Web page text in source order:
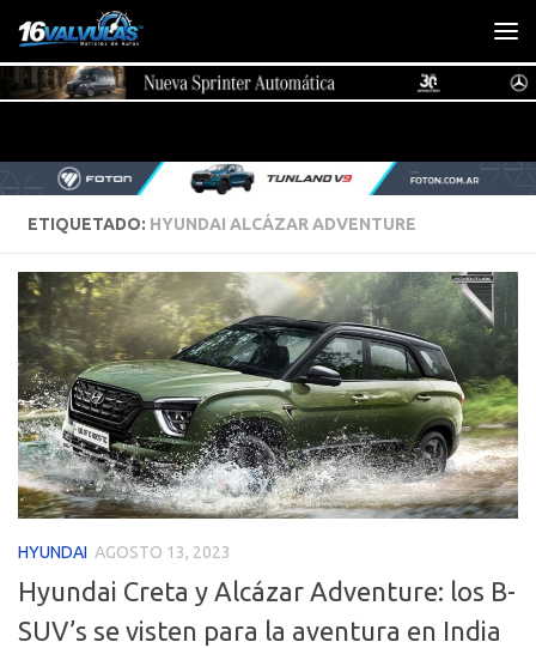
Saltar al contenido
ETIQUETADO: HYUNDAI ALCÁZAR ADVENTURE
HYUNDAI AGOSTO 13, 2023
Hyundai Creta y Alcázar Adventure: los B-
SUV’s se visten para la aventura en India